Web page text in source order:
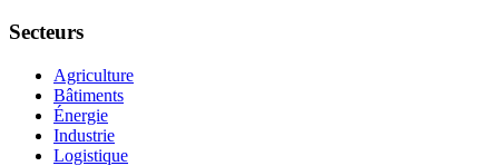
Secteurs
Agriculture
Bâtiments
Énergie
Industrie
Logistique